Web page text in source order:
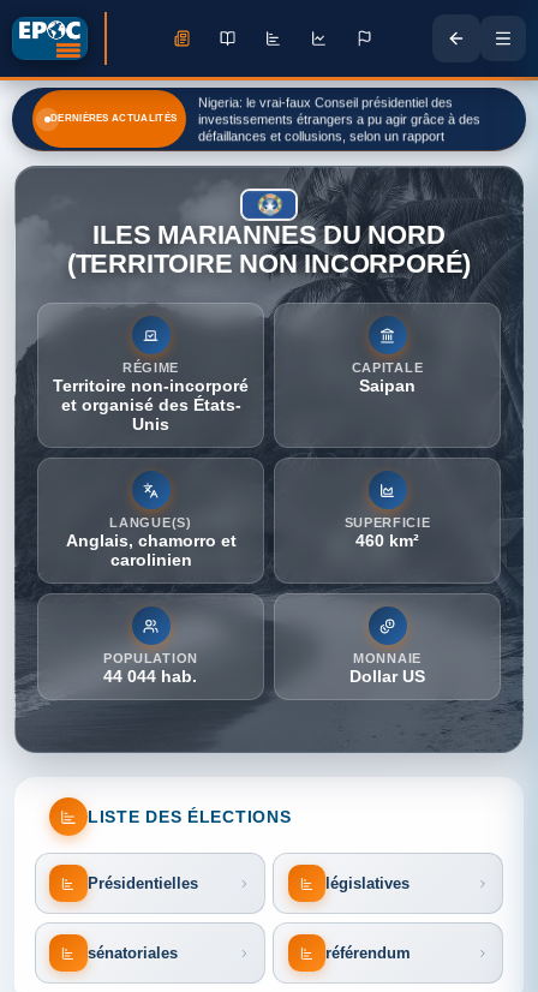
DERNIÈRES ACTUALITÉS
Nigeria: le vrai-faux Conseil présidentiel des
investissements étrangers a pu agir grâce à des
défaillances et collusions, selon un rapport
ILES MARIANNES DU NORD
(TERRITOIRE NON INCORPORÉ)
RÉGIME
Territoire non-incorporé
et organisé des États-
Unis
CAPITALE
Saipan
LANGUE(S)
Anglais, chamorro et
carolinien
SUPERFICIE
460 km²
POPULATION
44 044 hab.
MONNAIE
Dollar US
LISTE DES ÉLECTIONS
Présidentielles législatives
sénatoriales référendum